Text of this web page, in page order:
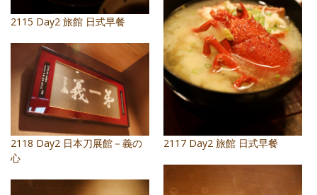
2115 Day2 旅館 日式早餐
2117 Day2 旅館 日式早餐
2118 Day2 日本刀展館－義の
心